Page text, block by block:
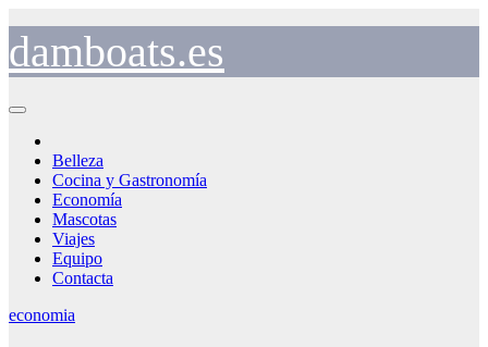
contenido
damboats.es
Belleza
Cocina y Gastronomía
Economía
Mascotas
Viajes
Equipo
Contacta
economia